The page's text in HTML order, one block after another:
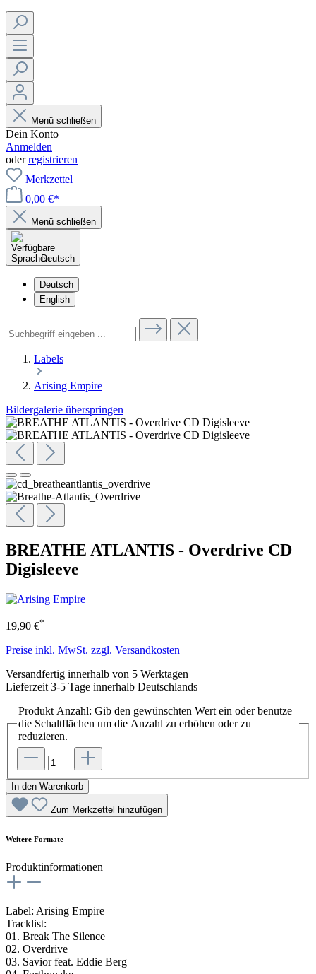
Menü schließen
Dein Konto
Anmelden
oderregistrieren
Merkzettel
0,00 €*
Menü schließen
Deutsch
Deutsch
English
Labels
Arising Empire
Bildergalerie überspringen
BREATHE ATLANTIS - Overdrive CD
Digisleeve
19,90 €*
Preise inkl. MwSt. zzgl. Versandkosten
Versandfertig innerhalb von 5 Werktagen
Lieferzeit 3-5 Tage innerhalb Deutschlands
Produkt Anzahl: Gib den gewünschten Wert ein oder benutze
die Schaltflächen um die Anzahl zu erhöhen oder zu
reduzieren.
In den Warenkorb
Zum Merkzettel hinzufügen
Weitere Formate
Produktinformationen
Label: Arising Empire
Tracklist:
01. Break The Silence
02. Overdrive
03. Savior feat. Eddie Berg